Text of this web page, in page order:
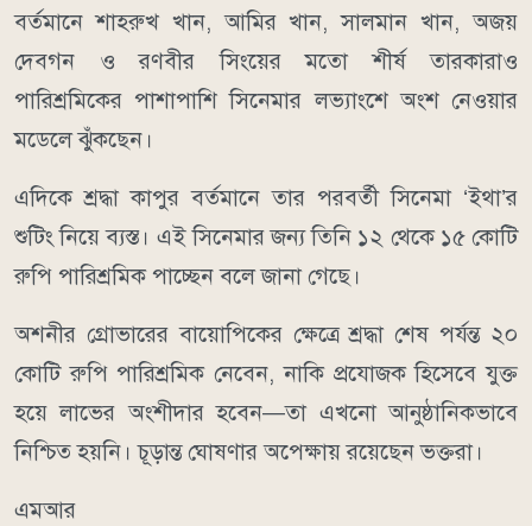
বর্তমানে শাহরুখ খান, আমির খান, সালমান খান, অজয়
দেবগন ও রণবীর সিংয়ের মতো শীর্ষ তারকারাও
পারিশ্রমিকের পাশাপাশি সিনেমার লভ্যাংশে অংশ নেওয়ার
মডেলে ঝুঁকছেন।
এদিকে শ্রদ্ধা কাপুর বর্তমানে তার পরবর্তী সিনেমা ‘ইথা’র
শুটিং নিয়ে ব্যস্ত। এই সিনেমার জন্য তিনি ১২ থেকে ১৫ কোটি
রুপি পারিশ্রমিক পাচ্ছেন বলে জানা গেছে।
অশনীর গ্রোভারের বায়োপিকের ক্ষেত্রে শ্রদ্ধা শেষ পর্যন্ত ২০
কোটি রুপি পারিশ্রমিক নেবেন, নাকি প্রযোজক হিসেবে যুক্ত
হয়ে লাভের অংশীদার হবেন—তা এখনো আনুষ্ঠানিকভাবে
নিশ্চিত হয়নি। চূড়ান্ত ঘোষণার অপেক্ষায় রয়েছেন ভক্তরা।
এমআর